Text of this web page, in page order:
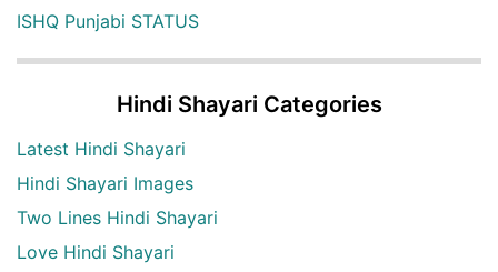
ISHQ Punjabi STATUS
Hindi Shayari Categories
Latest Hindi Shayari
Hindi Shayari Images
Two Lines Hindi Shayari
Love Hindi Shayari